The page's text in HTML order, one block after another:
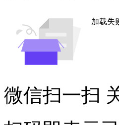
加载失
微信扫一扫